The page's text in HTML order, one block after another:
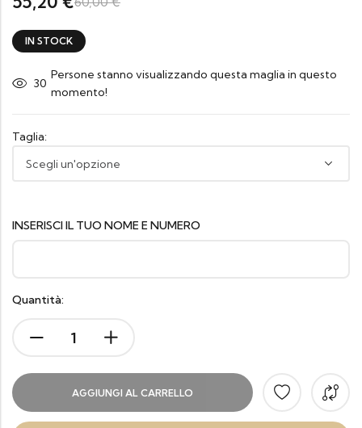
IN STOCK
27
Persone stanno visualizzando questa maglia in questo
momento!
Taglia:
INSERISCI IL TUO NOME E NUMERO
Quantità:
AGGIUNGI AL CARRELLO